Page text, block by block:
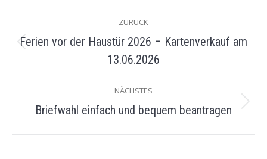
KOMMENTARNAVIGATION
ZURÜCK
Vorheriger
Beitrag:
Ferien vor der Haustür 2026 – Kartenverkauf am
13.06.2026
NÄCHSTES
Nächster
Briefwahl einfach und bequem beantragen